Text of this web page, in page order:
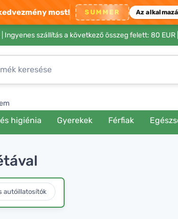
most! SUMMER Az
Ingyenes szállítás a következő összeg felett: 80 EUR
higiénia Gyerekek Férfiak
autóillatosítók